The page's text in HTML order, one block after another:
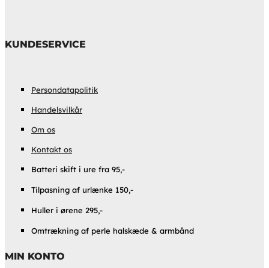
KUNDESERVICE
Persondatapolitik
Handelsvilkår
Om os
Kontakt os
Batteri skift i ure fra 95,-
Tilpasning af urlænke 150,-
Huller i ørene 295,-
Omtrækning af perle halskæde & armbånd
MIN KONTO